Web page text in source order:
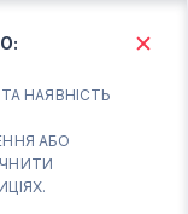
НАЯВНІСТЬ
АБО